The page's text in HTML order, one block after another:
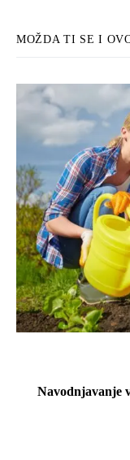
MOŽDA TI SE I
Navodnjavanje